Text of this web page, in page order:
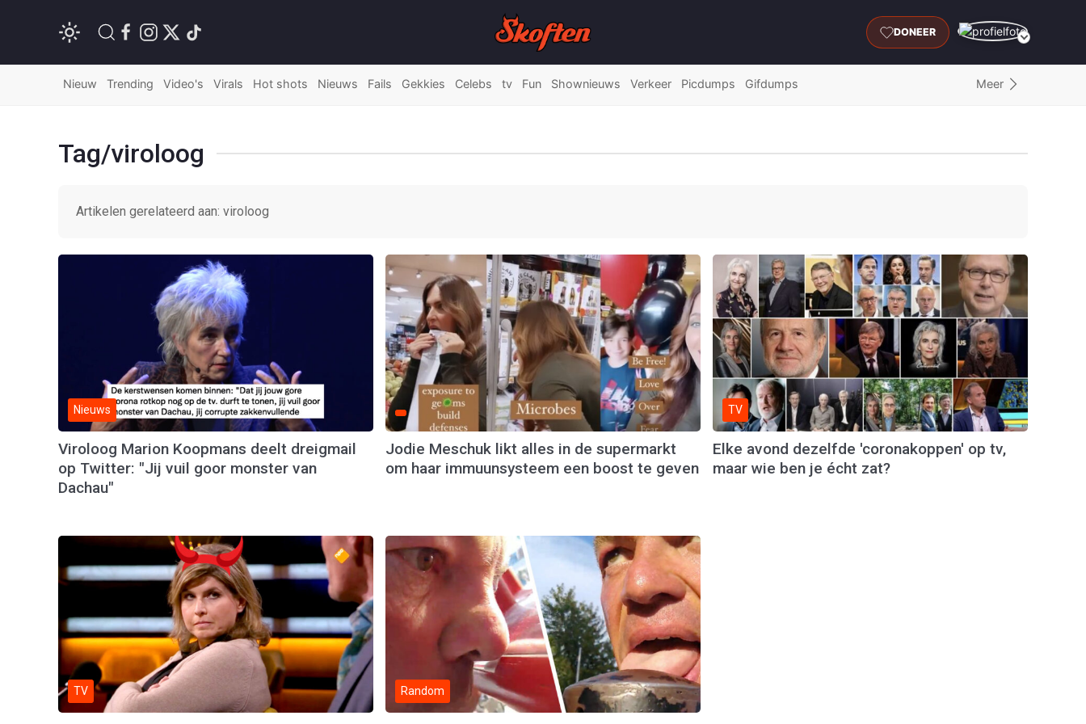
DONEER
Nieuw Trending Video's Virals Hot shots Nieuws Fails Gekkies Celebs tv Fun Shownieuws Verkeer Picdumps Gifdumps Meer
Tag/viroloog
Artikelen gerelateerd aan: viroloog
Nieuws
Viroloog Marion Koopmans deelt dreigmail
op Twitter: "Jij vuil goor monster van
Dachau"
Jodie Meschuk likt alles in de supermarkt
om haar immuunsysteem een boost te geven
TV
Elke avond dezelfde 'coronakoppen' op tv,
maar wie ben je écht zat?
TV Random